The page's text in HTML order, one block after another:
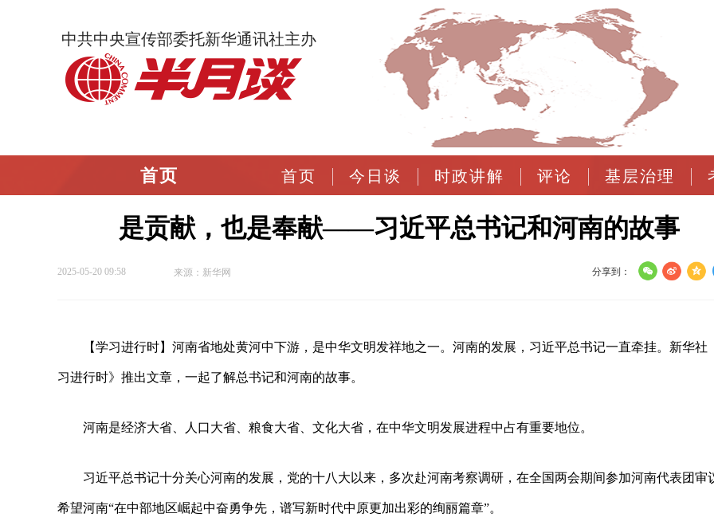
中共中央宣传部委托新华通讯社主办
首页 首页 今日谈 时政讲解 评论 基层治理
是贡献，也是奉献——习近平总书记和河南的故事
2025-05-20 09:58 来源：新华网 分享到：
【学习进行时】河南省地处黄河中下游，是中华文明发祥地之一。河南的发展，习近平总书记一直牵挂。新华社
习进行时》推出文章，一起了解总书记和河南的故事。
河南是经济大省、人口大省、粮食大省、文化大省，在中华文明发展进程中占有重要地位。
习近平总书记十分关心河南的发展，党的十八大以来，多次赴河南考察调研，在全国两会期间参加河南代表团审
希望河南“在中部地区崛起中奋勇争先，谱写新时代中原更加出彩的绚丽篇章”。